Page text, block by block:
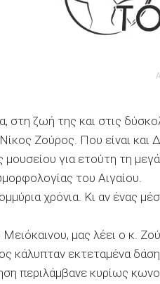
στη ζωή της και στις
Ζούρος. Που είναι
για ετούτη τη
του Αιγαίου.
χρόνια. Κι αν ένας
µας λέει ο κ.
κάλυπταν εκτεταµένα
περιλάµβανε κυρίως